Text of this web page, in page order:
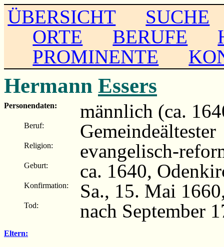
ÜBERSICHT
SUCHE
ORTE
BERUFE
PROMINENTE
Hermann Essers
Personendaten: männlich (ca.
Beruf: Gemeindeältester
Religion: evangelisch-
Geburt: ca. 1640,
Konfirmation: Sa., 15. Mai
Tod: nach September
Eltern: